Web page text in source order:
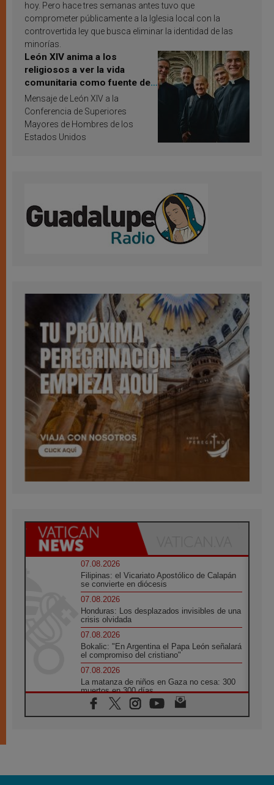
hoy. Pero hace tres semanas antes tuvo que
comprometer públicamente a la Iglesia local con la
controvertida ley que busca eliminar la identidad de las
minorías.
León XIV anima a los
religiosos a ver la vida
comunitaria como fuente de
inspiración y santificación
Mensaje de León XIV a la
Conferencia de Superiores
Mayores de Hombres de los
Estados Unidos
07.08.2026
Filipinas: el Vicariato Apostólico de Calapán
se convierte en diócesis
07.08.2026
Honduras: Los desplazados invisibles de una
crisis olvidada
07.08.2026
Bokalic: "En Argentina el Papa León señalará
el compromiso del cristiano"
07.08.2026
La matanza de niños en Gaza no cesa: 300
muertos en 300 días
07.08.2026
Tagle: La guerra desfigura el mundo, solo la